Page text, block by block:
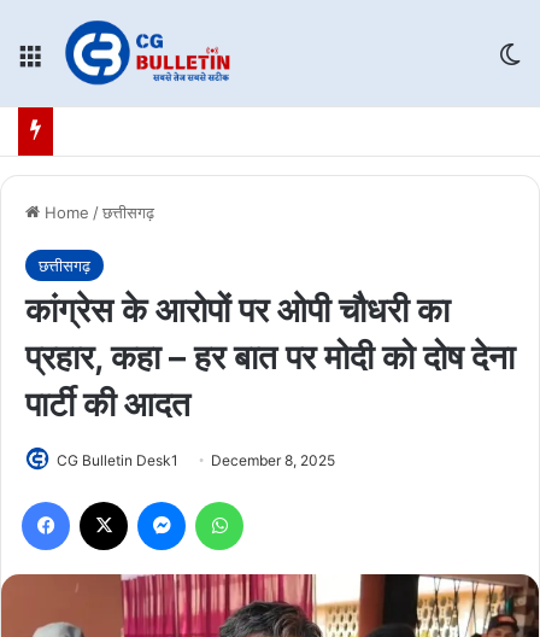
Menu
Home /छत्तीसगढ़
छत्तीसगढ़
कांग्रेस के आरोपों पर ओपी चौधरी का
प्रहार, कहा – हर बात पर मोदी को दोष देना
पार्टी की आदत
CG Bulletin Desk1 December 8, 2025
Facebook Messenger